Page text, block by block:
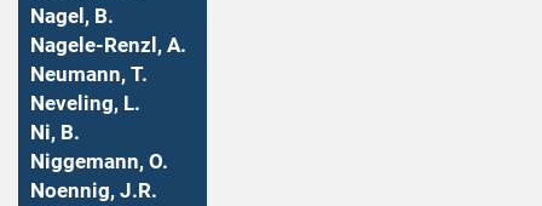
Nagel, B.
Nagele-Renzl, A.
Neumann, T.
Neveling, L.
Ni, B.
Niggemann, O.
Noennig, J.R.